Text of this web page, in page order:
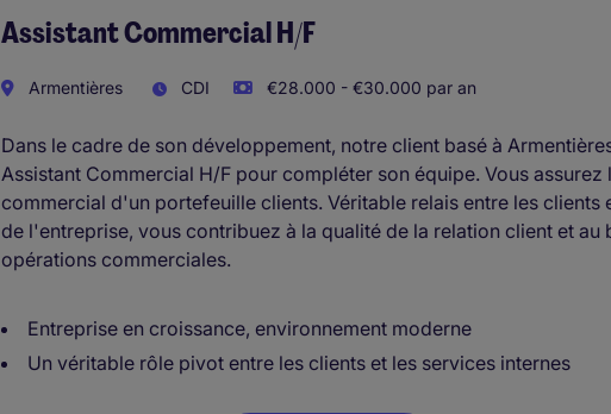
Assistant Commercial H/F
Armentières CDI €28.000 - €30.000 par an
Dans le cadre de son développement, notre client basé à
Assistant Commercial H/F pour compléter son équipe. Vous
commercial d'un portefeuille clients. Véritable relais entre les clients
de l'entreprise, vous contribuez à la qualité de la relation client et au
opérations commerciales.
Entreprise en croissance, environnement moderne
Un véritable rôle pivot entre les clients et les services internes